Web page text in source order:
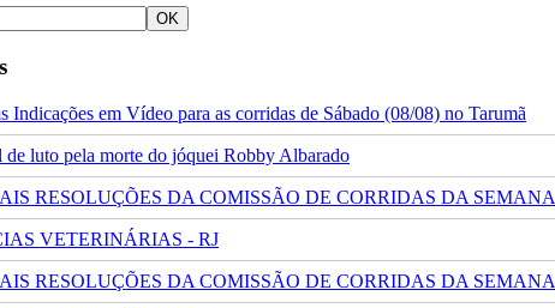
Indicações em Vídeo para as corridas de Sábado (08/08) no Tarumã
de luto pela morte do jóquei Robby Albarado
RESOLUÇÕES DA COMISSÃO DE CORRIDAS DA SEMANA
VETERINÁRIAS - RJ
RESOLUÇÕES DA COMISSÃO DE CORRIDAS DA SEMANA